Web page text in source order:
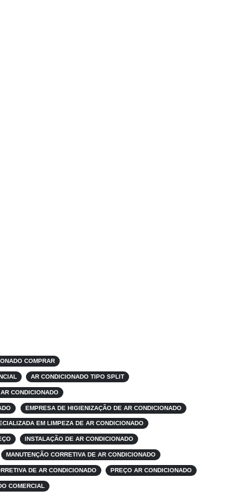
COMPRAR
AR CONDICIONADO TIPO SPLIT
CONDICIONADO
EMPRESA DE HIGIENIZAÇÃO DE AR CONDICIONADO
EM LIMPEZA DE AR CONDICIONADO
INSTALAÇÃO DE AR CONDICIONADO
MANUTENÇÃO CORRETIVA DE AR CONDICIONADO
DE AR CONDICIONADO PREÇO AR CONDICIONADO
COMERCIAL